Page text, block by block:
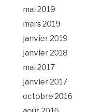
mai 2019
mars 2019
janvier 2019
janvier 2018
mai 2017
janvier 2017
octobre 2016